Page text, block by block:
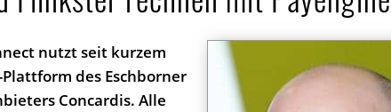
nutzt seit kurzem
des Eschborner
Concardis. Alle